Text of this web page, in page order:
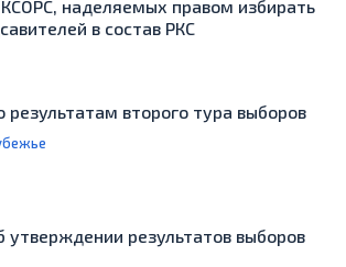
наделяемых правом избирать
в состав РКС
результатам второго тура выборов
утверждении результатов выборов